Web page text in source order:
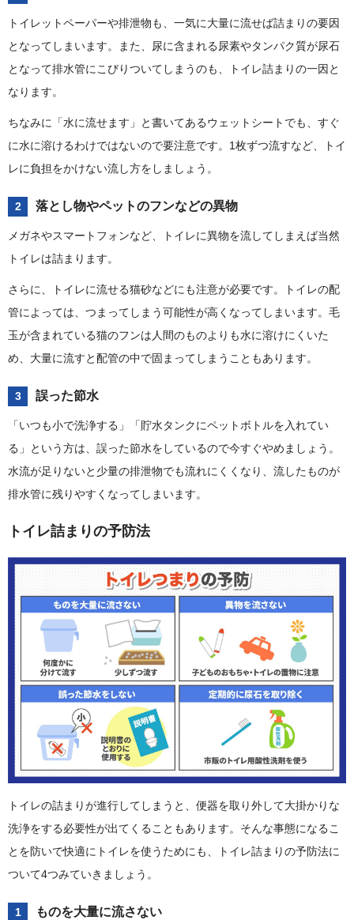
トイレットペーパーや排泄物も、一気に大量に流せば詰まりの要因
となってしまいます。また、尿に含まれる尿素やタンパク質が尿石
となって排水管にこびりついてしまうのも、トイレ詰まりの一因と
なります。
ちなみに「水に流せます」と書いてあるウェットシートでも、すぐ
に水に溶けるわけではないので要注意です。1枚ずつ流すなど、トイ
レに負担をかけない流し方をしましょう。
2 落とし物やペットのフンなどの異物
メガネやスマートフォンなど、トイレに異物を流してしまえば当然
トイレは詰まります。
さらに、トイレに流せる猫砂などにも注意が必要です。トイレの配
管によっては、つまってしまう可能性が高くなってしまいます。毛
玉が含まれている猫のフンは人間のものよりも水に溶けにくいた
め、大量に流すと配管の中で固まってしまうこともあります。
3 誤った節水
「いつも小で洗浄する」「貯水タンクにペットボトルを入れてい
る」という方は、誤った節水をしているので今すぐやめましょう。
水流が足りないと少量の排泄物でも流れにくくなり、流したものが
排水管に残りやすくなってしまいます。
トイレ詰まりの予防法
トイレの詰まりが進行してしまうと、便器を取り外して大掛かりな
洗浄をする必要性が出てくることもあります。そんな事態になるこ
とを防いで快適にトイレを使うためにも、トイレ詰まりの予防法に
ついて4つみていきましょう。
1 ものを大量に流さない